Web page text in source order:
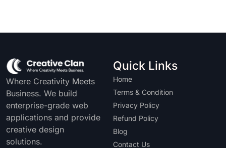
Where Creativity Meets
Business. We build
enterprise-grade web
applications and provide
creative design
solutions.
Quick Links
Home
Terms & Condition
Privacy Policy
Refund Policy
Blog
Contact Us